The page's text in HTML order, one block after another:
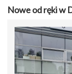
Nowe od ręki w